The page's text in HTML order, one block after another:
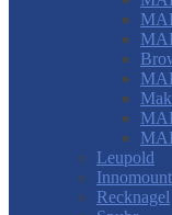
Leupold
Innomount
Recknagel